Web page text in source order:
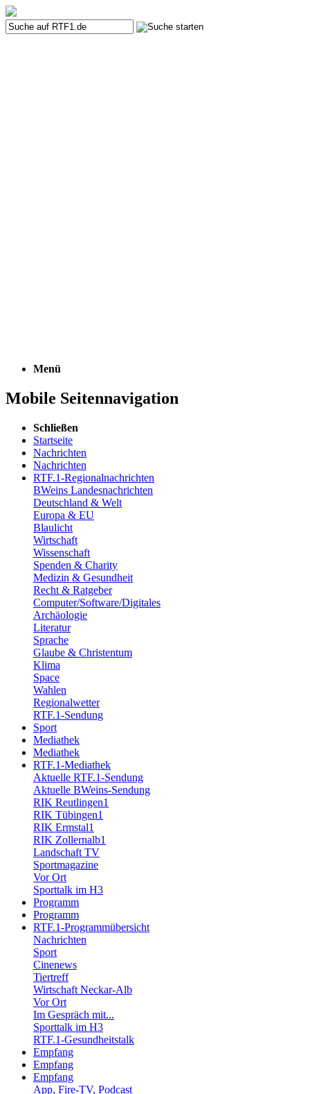
Menü
Mobile Seitennavigation
Schließen
Startseite
Nachrichten
Nachrichten
RTF.1-Regionalnachrichten
BWeins Landesnachrichten
Deutschland & Welt
Europa & EU
Blaulicht
Wirtschaft
Wissenschaft
Spenden & Charity
Medizin & Gesundheit
Recht & Ratgeber
Computer/Software/Digitales
Archäologie
Literatur
Sprache
Glaube & Christentum
Klima
Space
Wahlen
Regionalwetter
RTF.1-Sendung
Sport
Mediathek
Mediathek
RTF.1-Mediathek
Aktuelle RTF.1-Sendung
Aktuelle BWeins-Sendung
RIK Reutlingen1
RIK Tübingen1
RIK Ermstal1
RIK Zollernalb1
Landschaft TV
Sportmagazine
Vor Ort
Sporttalk im H3
Programm
Programm
RTF.1-Programmübersicht
Nachrichten
Sport
Cinenews
Tiertreff
Wirtschaft Neckar-Alb
Vor Ort
Im Gespräch mit...
Sporttalk im H3
RTF.1-Gesundheitstalk
Empfang
Empfang
Empfang
App, Fire-TV, Podcast